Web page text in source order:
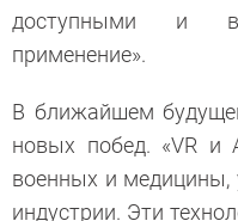
доступными и
применение».
В ближайшем
новых побед. «VR и
военных и медицины,
индустрии. Эти